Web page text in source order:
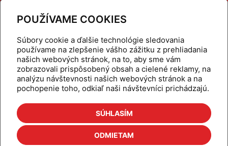
POUŽÍVAME COOKIES
Súbory cookie a ďalšie technológie sledovania
používame na zlepšenie vášho zážitku z prehliadania
našich webových stránok, na to, aby sme vám
zobrazovali prispôsobený obsah a cielené reklamy, na
analýzu návštevnosti našich webových stránok a na
pochopenie toho, odkiaľ naši návštevníci prichádzajú.
SÚHLASÍM
ODMIETAM
Dynamické termostatické ventily
Domov
Produkty
Aktuality
Odber šikovné tipy
Kalkulačky
Cenníky
Na stiahnutie
Referencie
Kontakt